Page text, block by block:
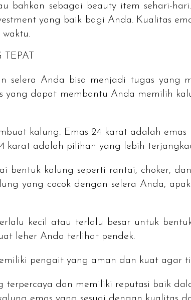
bahkan sebagai beauty item sehari-
yang baik bagi Anda. Kualitas
selera Anda bisa menjadi tugas yang
dapat membantu Anda memilih
kalung. Emas 24 karat adalah
karat adalah pilihan yang lebih
bentuk kalung seperti rantai, choker, dan
yang cocok dengan selera Anda,
kecil atau terlalu besar untuk
leher Anda terlihat pendek.
pengait yang aman dan kuat agar
dan memiliki reputasi baik